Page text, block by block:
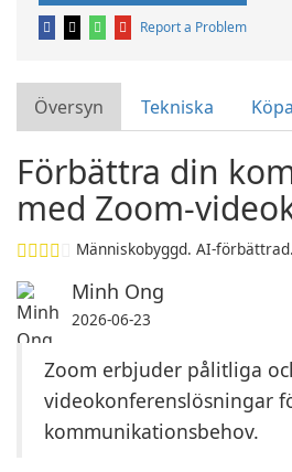
Report a Problem
Översyn Tekniska Köpa
Förbättra din
med Zoom-
Människobyggd. AI-förbättrad.
Minh Ong
2026-06-23
Zoom erbjuder pålitliga
videokonferenslösningar
kommunikationsbehov.